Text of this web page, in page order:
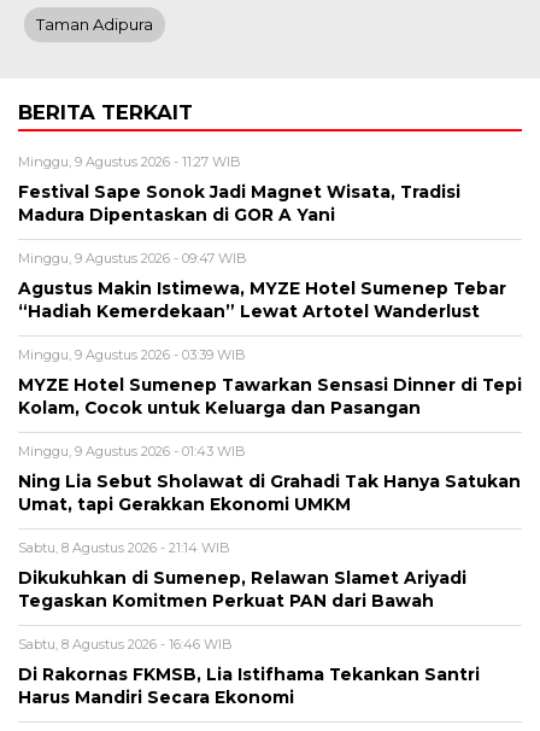
Taman Adipura
BERITA TERKAIT
Minggu, 9 Agustus 2026 - 11:27 WIB
Festival Sape Sonok Jadi Magnet Wisata, Tradisi
Madura Dipentaskan di GOR A Yani
Minggu, 9 Agustus 2026 - 09:47 WIB
Agustus Makin Istimewa, MYZE Hotel Sumenep Tebar
“Hadiah Kemerdekaan” Lewat Artotel Wanderlust
Minggu, 9 Agustus 2026 - 03:39 WIB
MYZE Hotel Sumenep Tawarkan Sensasi Dinner di Tepi
Kolam, Cocok untuk Keluarga dan Pasangan
Minggu, 9 Agustus 2026 - 01:43 WIB
Ning Lia Sebut Sholawat di Grahadi Tak Hanya Satukan
Umat, tapi Gerakkan Ekonomi UMKM
Sabtu, 8 Agustus 2026 - 21:14 WIB
Dikukuhkan di Sumenep, Relawan Slamet Ariyadi
Tegaskan Komitmen Perkuat PAN dari Bawah
Sabtu, 8 Agustus 2026 - 16:46 WIB
Di Rakornas FKMSB, Lia Istifhama Tekankan Santri
Harus Mandiri Secara Ekonomi